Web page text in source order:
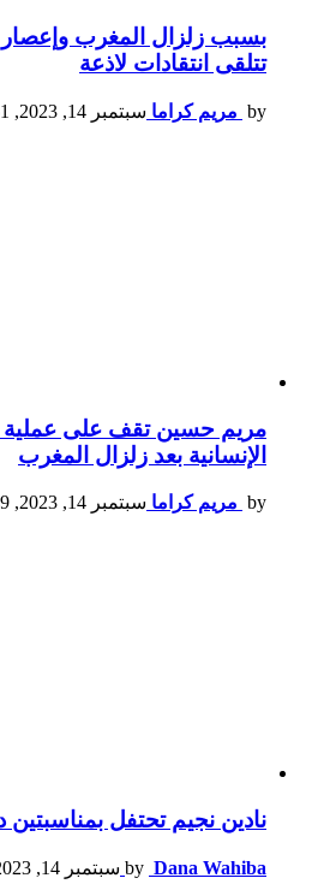
بسبب زلزال المغرب وإعصار
تتلقى انتقادات لاذعة
by مريم كراما سبتمبر 14, 2023, 5:51 م
مريم حسين تقف على عملية
الإنسانية بعد زلزال المغرب
by مريم كراما سبتمبر 14, 2023, 4:49 م
نادين نجيم تحتفل بمناسبتين
by Dana Wahiba سبتمبر 14, 2023, 3:39 م